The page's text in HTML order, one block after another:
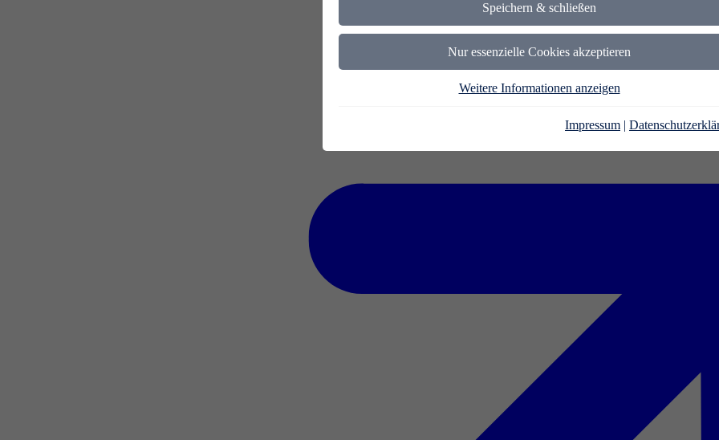
Speichern & schließen
Nur essenzielle Cookies akzeptieren
Weitere Informationen anzeigen
Impressum |